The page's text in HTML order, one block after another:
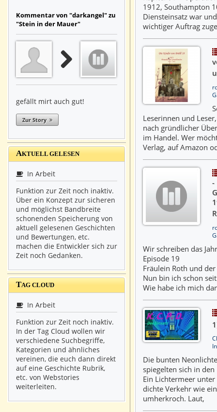
1912, Southampton
Diensteinsatz war
wichtiger Auftrag
Leserinnen und Leser,
nach gründlicher
im Handel. Wer
Verlag, auf Amazon
-
Wir schreiben das
Episode 19
Fräulein Roth und
Nun bin ich schon
Wie habe ich mich
Die bunten
spiegelten sich in den
Ein Lichtermeer
dichte Verkehr wie
umherkroch. Laut,
Kommentar von "darkangel" zu
"Stein in der Mauer"
gefällt mirt auch gut!
Zur Story
AKTUELL GELESEN
In Arbeit
Funktion zur Zeit noch inaktiv.
Über ein Konzept zur sicheren
und möglichst Bandbreite
schonenden Speicherung von
aktuell gelesenen Geschichten
und Bewertungen, etc.
machen die Entwickler sich zur
Zeit noch Gedanken.
TAG CLOUD
In Arbeit
Funktion zur Zeit noch inaktiv.
In der Tag Cloud wollen wir
verschiedene Suchbegriffe,
Kategorien und ähnliches
vereinen, die euch dann direkt
auf eine Geschichte Rubrik,
etc. von Webstories
weiterleiten.